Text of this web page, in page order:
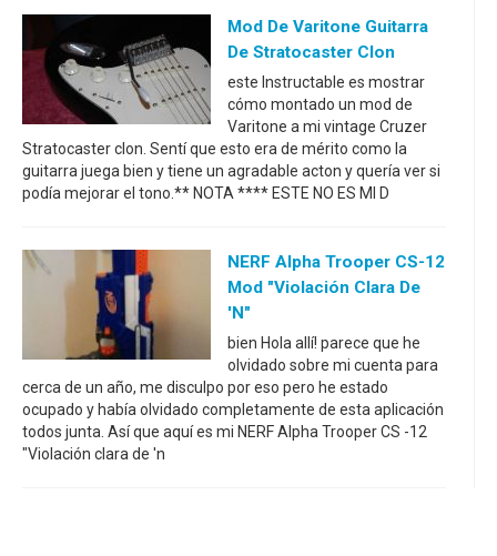
Mod De Varitone Guitarra
De Stratocaster Clon
este Instructable es mostrar
cómo montado un mod de
Varitone a mi vintage Cruzer
Stratocaster clon. Sentí que esto era de mérito como la
guitarra juega bien y tiene un agradable acton y quería ver si
podía mejorar el tono.** NOTA **** ESTE NO ES MI D
NERF Alpha Trooper CS-12
Mod "Violación Clara De
'n"
bien Hola allí! parece que he
olvidado sobre mi cuenta para
cerca de un año, me disculpo por eso pero he estado
ocupado y había olvidado completamente de esta aplicación
todos junta. Así que aquí es mi NERF Alpha Trooper CS -12
"Violación clara de 'n